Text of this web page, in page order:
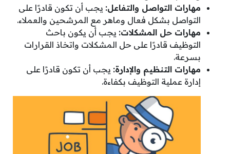
مهارات التواصل والتفاعل: يجب أن تكون قادرًا على
التواصل بشكل فعال وماهر مع المرشحين والعملاء.
مهارات حل المشكلات: يجب أن يكون باحث
التوظيف قادرًا على حل المشكلات واتخاذ القرارات
بسرعة.
مهارات التنظيم والإدارة: يجب أن تكون قادرًا على
إدارة عملية التوظيف بكفاءة.